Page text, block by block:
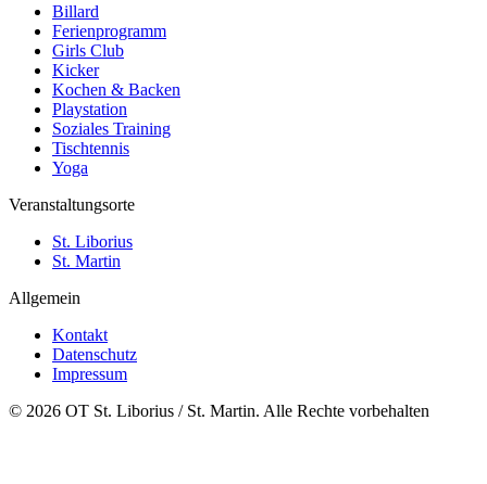
Billard
Ferienprogramm
Girls Club
Kicker
Kochen & Backen
Playstation
Soziales Training
Tischtennis
Yoga
Veranstaltungsorte
St. Liborius
St. Martin
Allgemein
Kontakt
Datenschutz
Impressum
© 2026 OT St. Liborius / St. Martin. Alle Rechte vorbehalten